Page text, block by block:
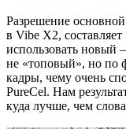
Разрешение
в Vibe X2,
использовать новый
не «топовый», но по
кадры, чему очень
PureСel. Нам
куда лучше, чем